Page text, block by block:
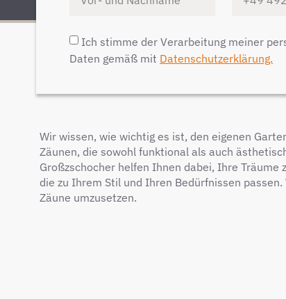
Ich stimme der Verarbeitung meiner
Daten gemäß mit Datenschutzerklärung.
Wir wissen, wie wichtig es ist, den eigenen
Zäunen, die sowohl funktional als auch
Großzschocher helfen Ihnen dabei, Ihre
die zu Ihrem Stil und Ihren Bedürfnissen
Zäune umzusetzen.